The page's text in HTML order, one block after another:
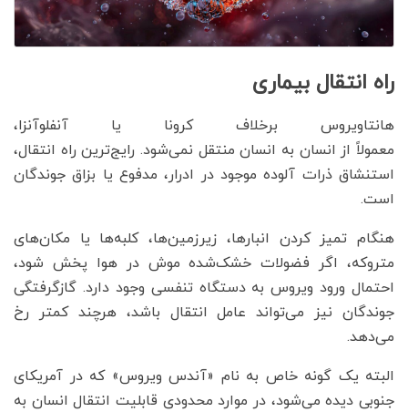
راه انتقال بیماری
هانتاویروس برخلاف کرونا یا آنفلوآنزا،
معمولاً از انسان به انسان منتقل نمی‌شود. رایج‌ترین راه انتقال،
استنشاق ذرات آلوده موجود در ادرار، مدفوع یا بزاق جوندگان
است.
هنگام تمیز کردن انبارها، زیرزمین‌ها، کلبه‌ها یا مکان‌های
متروکه، اگر فضولات خشک‌شده موش در هوا پخش شود،
احتمال ورود ویروس به دستگاه تنفسی وجود دارد. گازگرفتگی
جوندگان نیز می‌تواند عامل انتقال باشد، هرچند کمتر رخ
می‌دهد.
البته یک گونه خاص به نام «آندس ویروس» که در آمریکای
جنوبی دیده می‌شود، در موارد محدودی قابلیت انتقال انسان به